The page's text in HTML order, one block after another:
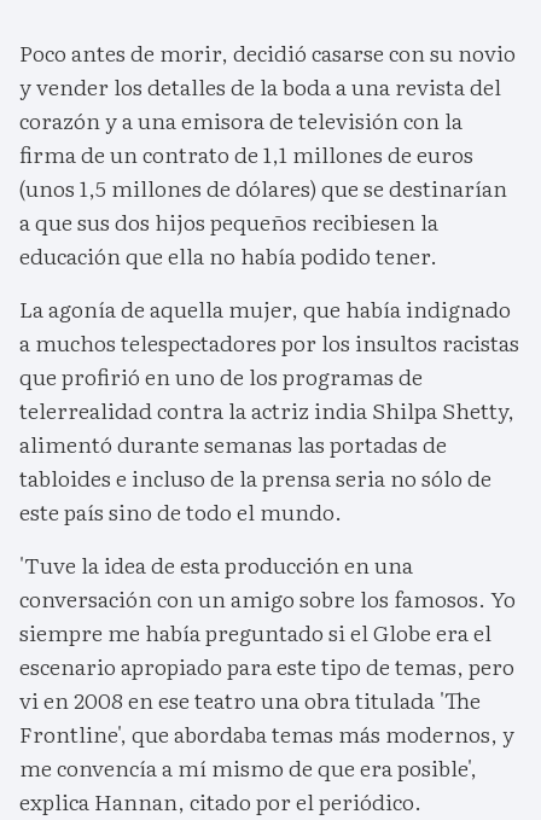
Poco antes de morir, decidió casarse con su novio
y vender los detalles de la boda a una revista del
corazón y a una emisora de televisión con la
firma de un contrato de 1,1 millones de euros
(unos 1,5 millones de dólares) que se destinarían
a que sus dos hijos pequeños recibiesen la
educación que ella no había podido tener.
La agonía de aquella mujer, que había indignado
a muchos telespectadores por los insultos racistas
que profirió en uno de los programas de
telerrealidad contra la actriz india Shilpa Shetty,
alimentó durante semanas las portadas de
tabloides e incluso de la prensa seria no sólo de
este país sino de todo el mundo.
'Tuve la idea de esta producción en una
conversación con un amigo sobre los famosos. Yo
siempre me había preguntado si el Globe era el
escenario apropiado para este tipo de temas, pero
vi en 2008 en ese teatro una obra titulada 'The
Frontline', que abordaba temas más modernos, y
me convencía a mí mismo de que era posible',
explica Hannan, citado por el periódico.